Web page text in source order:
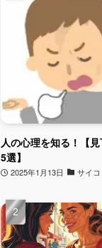
人の心理を知る！【
5選】
2025年1月13日 サイ